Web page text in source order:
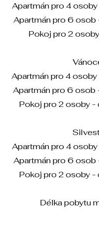
Apartmán pro 4
Apartmán pro 6
Pokoj pro 2
Apartmán pro 4
Apartmán pro 6
Pokoj pro 2 osoby
Apartmán pro 4
Apartmán pro 6
Pokoj pro 2 osoby
Délka pobytu